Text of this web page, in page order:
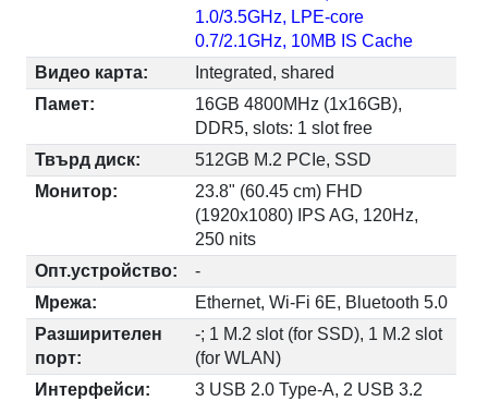
1.0/3.5GHz, LPE-core
0.7/2.1GHz, 10MB IS Cache
Видео карта:
Integrated, shared
Памет:
16GB 4800MHz (1x16GB),
DDR5, slots: 1 slot free
Твърд диск:
512GB M.2 PCIe, SSD
Монитор:
23.8" (60.45 cm) FHD
(1920x1080) IPS AG, 120Hz,
250 nits
Опт.устройство:
-
Мрежа:
Ethernet, Wi-Fi 6E, Bluetooth 5.0
Разширителен
порт:
-; 1 M.2 slot (for SSD), 1 M.2 slot
(for WLAN)
Интерфейси:
3 USB 2.0 Type-A, 2 USB 3.2